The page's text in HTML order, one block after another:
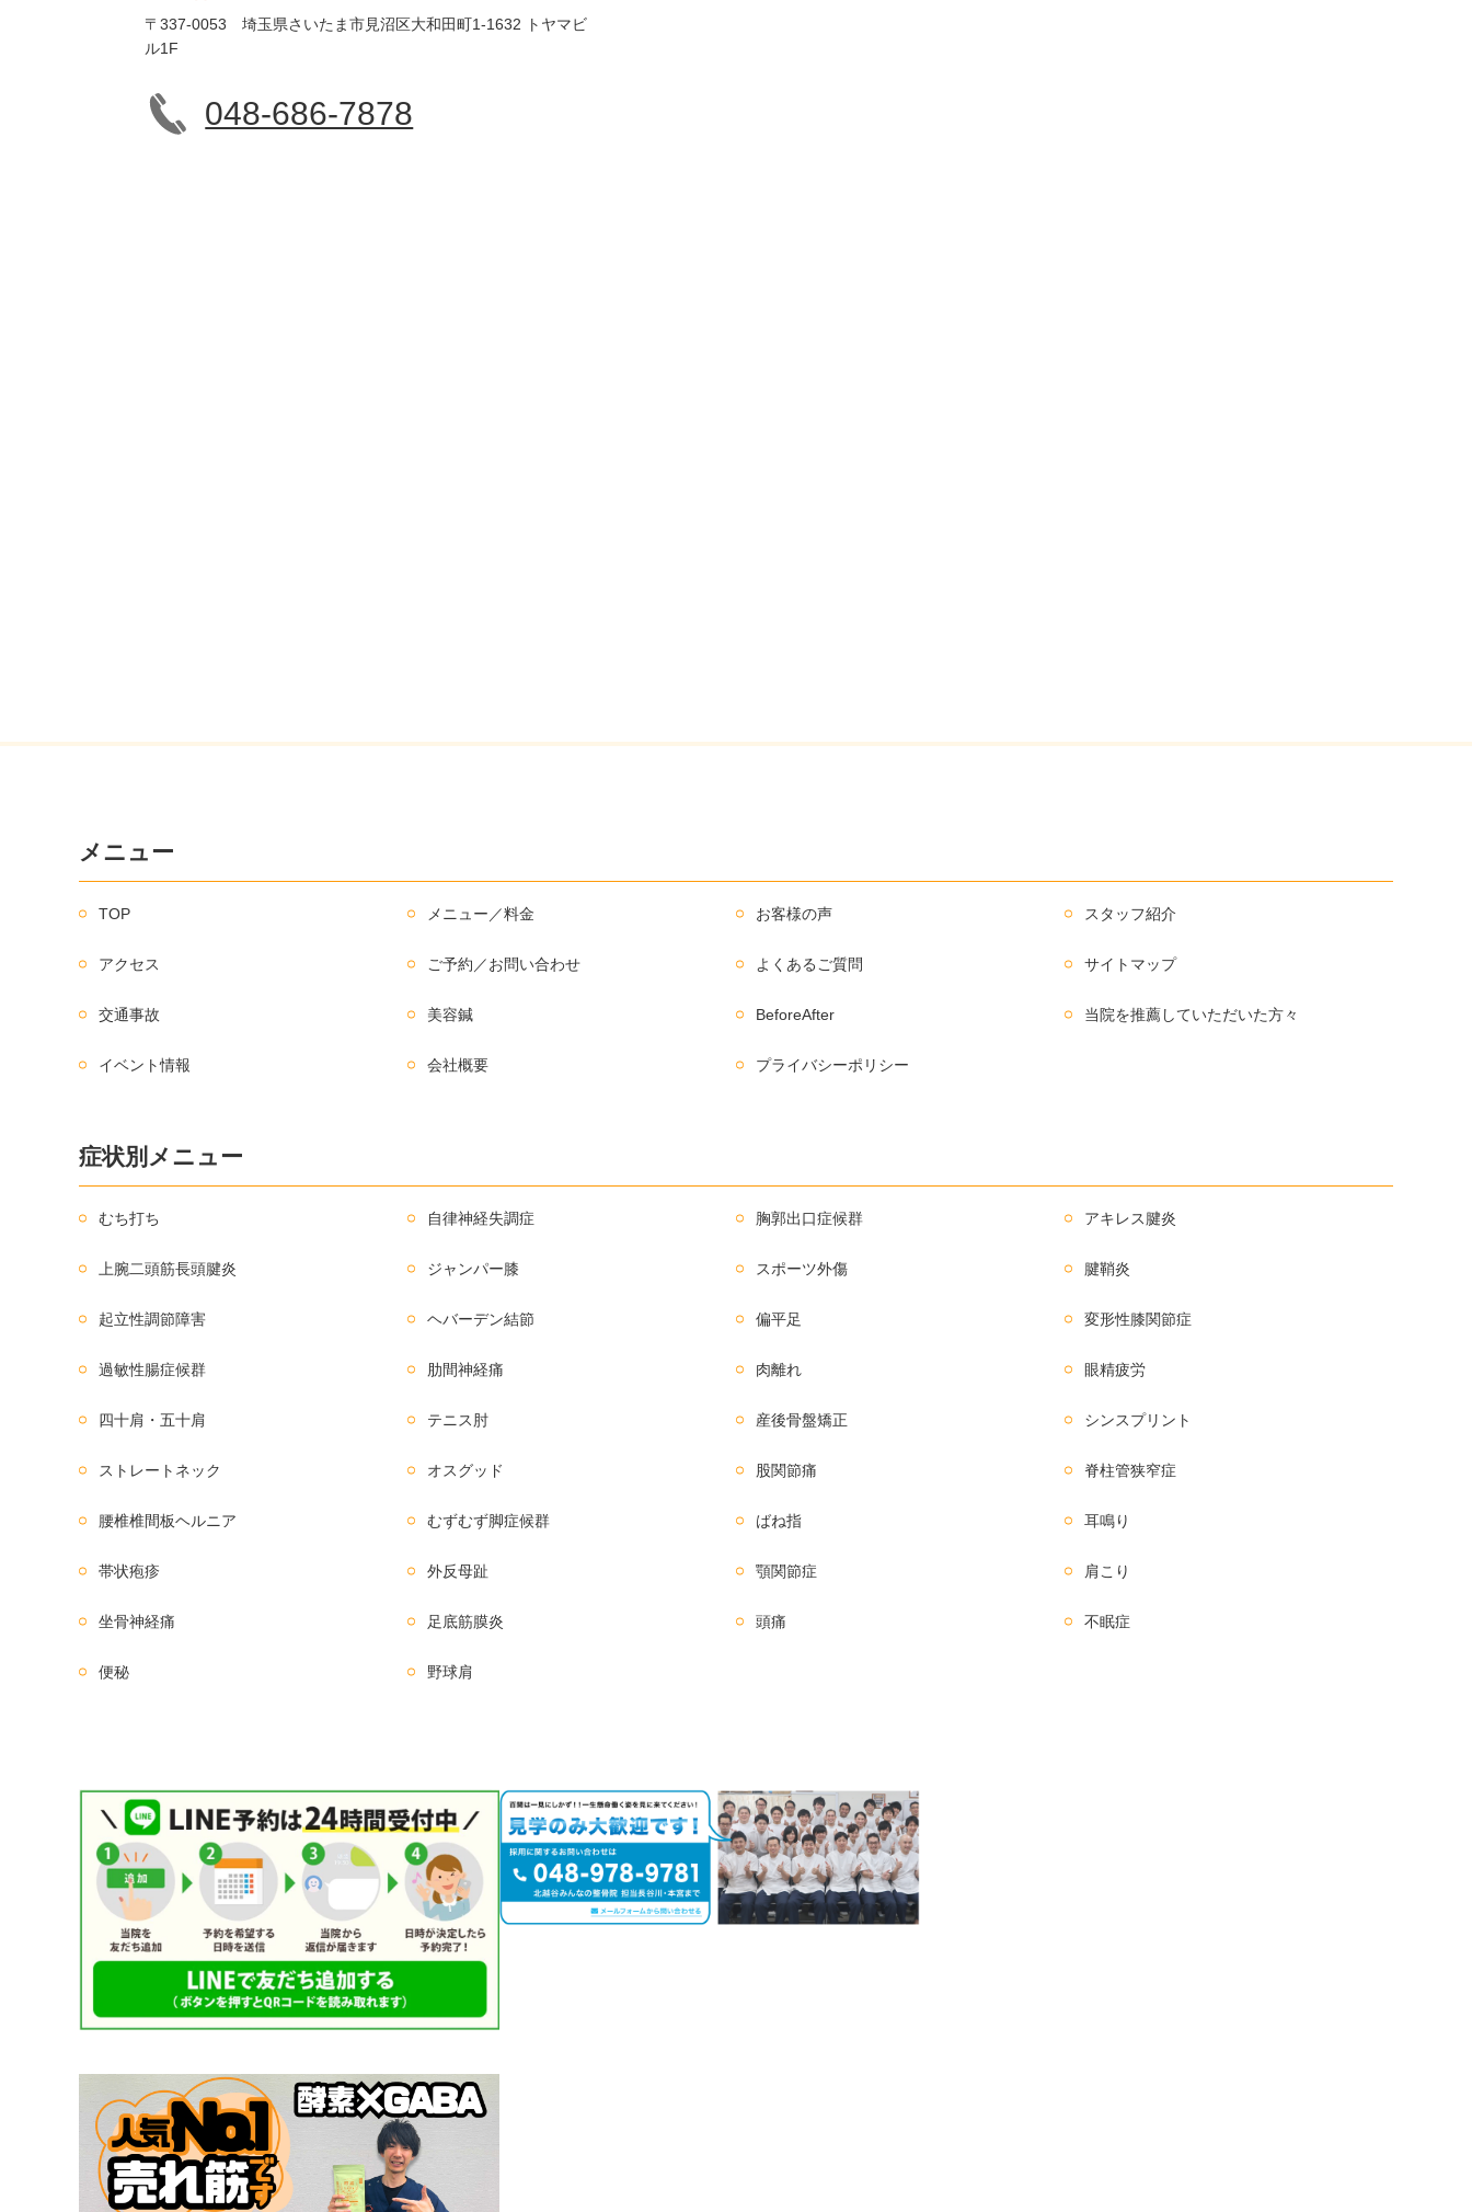
〒337-0053 埼玉県さいたま市見沼区大和田町1-1632 トヤマビ
ル1F
048-686-7878
メニュー
TOP メニュー／料金 お客様の声 スタッフ紹介
アクセス ご予約／お問い合わせ よくあるご質問 サイトマップ
交通事故 美容鍼 BeforeAfter 当院を推薦していただいた方々
イベント情報 会社概要 プライバシーポリシー
症状別メニュー
むち打ち 自律神経失調症 胸郭出口症候群 アキレス腱炎
上腕二頭筋長頭腱炎 ジャンパー膝 スポーツ外傷 腱鞘炎
起立性調節障害 ヘバーデン結節 偏平足 変形性膝関節症
過敏性腸症候群 肋間神経痛 肉離れ 眼精疲労
四十肩・五十肩 テニス肘 産後骨盤矯正 シンスプリント
ストレートネック オスグッド 股関節痛 脊柱管狭窄症
腰椎椎間板ヘルニア むずむず脚症候群 ばね指 耳鳴り
帯状疱疹 外反母趾 顎関節症 肩こり
坐骨神経痛 足底筋膜炎 頭痛 不眠症
便秘 野球肩